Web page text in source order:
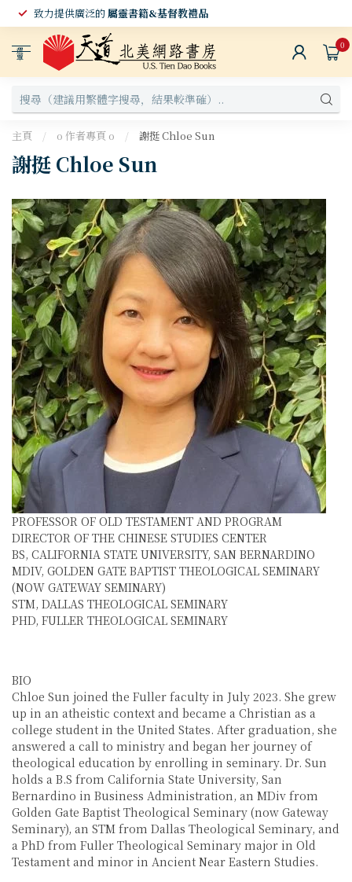
致力提供廣泛的屬靈書籍&基督教禮品
選
單
0
主頁 / o 作者專頁 o / 謝挺 Chloe Sun
謝挺 Chloe Sun
PROFESSOR OF OLD TESTAMENT AND PROGRAM
DIRECTOR OF THE CHINESE STUDIES CENTER
BS, CALIFORNIA STATE UNIVERSITY, SAN BERNARDINO
MDIV, GOLDEN GATE BAPTIST THEOLOGICAL SEMINARY
(NOW GATEWAY SEMINARY)
STM, DALLAS THEOLOGICAL SEMINARY
PHD, FULLER THEOLOGICAL SEMINARY
BIO
Chloe Sun joined the Fuller faculty in July 2023. She grew
up in an atheistic context and became a Christian as a
college student in the United States. After graduation, she
answered a call to ministry and began her journey of
theological education by enrolling in seminary. Dr. Sun
holds a B.S from California State University, San
Bernardino in Business Administration, an MDiv from
Golden Gate Baptist Theological Seminary (now Gateway
Seminary), an STM from Dallas Theological Seminary, and
a PhD from Fuller Theological Seminary major in Old
Testament and minor in Ancient Near Eastern Studies.